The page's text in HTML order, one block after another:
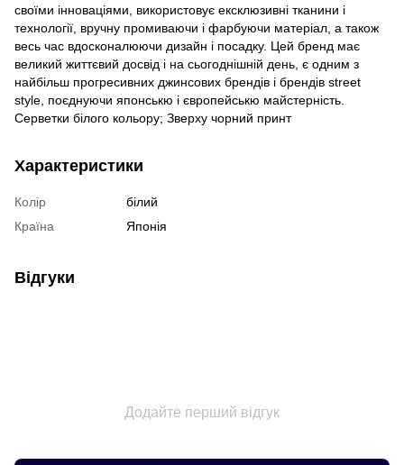
своїми інноваціями, використовує ексклюзивні тканини і
технології, вручну промиваючи і фарбуючи матеріал, а також
весь час вдосконалюючи дизайн і посадку. Цей бренд має
великий життєвий досвід і на сьогоднішній день, є одним з
найбільш прогресивних джинсових брендів і брендів street
style, поєднуючи японськю і європейськю майстерність.
Серветки білого кольору; Зверху чорний принт
Характеристики
Колір
бiлий
Країна
Японія
Відгуки
Додайте перший відгук